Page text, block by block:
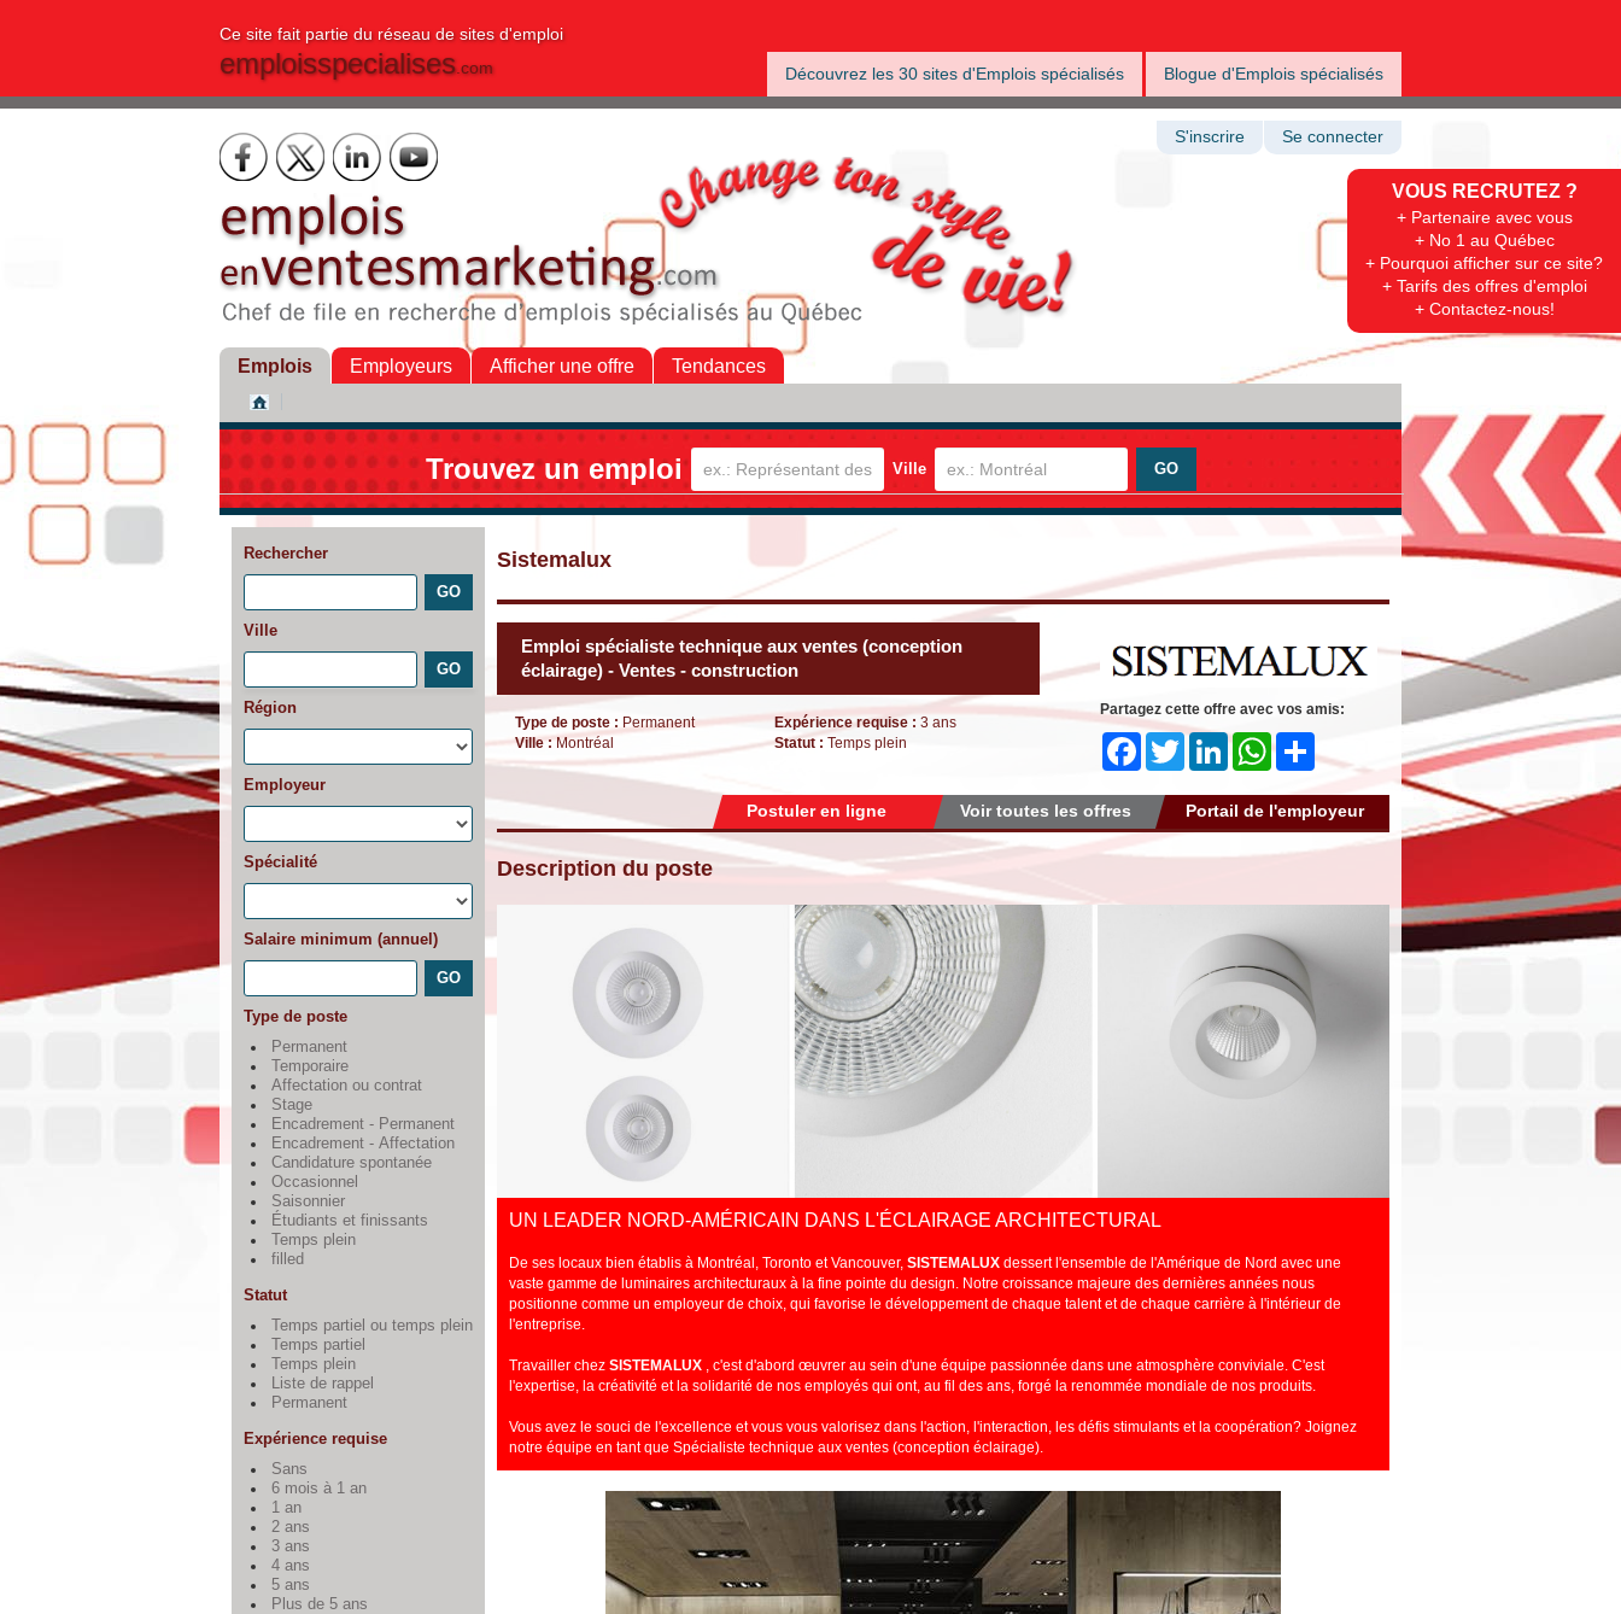
Ce site fait partie du réseau de sites d'emploi
emploisspecialises.com Découvrez les 30 sites d'Emplois spécialisés Blogue d'Emplois spécialisés
VOUS RECRUTEZ ?
+ Partenaire avec vous
+ No 1 au Québec
+ Pourquoi afficher sur ce site?
+ Tarifs des offres d'emploi
+ Contactez-nous!
S'inscrire Se connecter
Emplois Employeurs Afficher une offre Tendances
Trouvez un emploi Ville
Rechercher
Ville
Région
Employeur
Spécialité
Salaire minimum (annuel)
Type de poste
Permanent
Temporaire
Affectation ou contrat
Stage
Encadrement - Permanent
Encadrement - Affectation
Candidature spontanée
Occasionnel
Saisonnier
Étudiants et finissants
Temps plein
filled
Statut
Temps partiel ou temps plein
Temps partiel
Temps plein
Liste de rappel
Permanent
Expérience requise
Sans
6 mois à 1 an
1 an
2 ans
3 ans
4 ans
5 ans
Plus de 5 ans
Sistemalux
Emploi spécialiste technique aux ventes (conception
éclairage) - Ventes - construction
Type de poste : Permanent
Ville :Montréal
Expérience requise : 3 ans
Statut : Temps plein
Partagez cette offre avec vos amis:
FacebookTwitter LinkedIn WhatsApp
Portail de l'employeur
Voir toutes les offres
Postuler en ligne
Description du poste
UN LEADER NORD-AMÉRICAIN DANS L'ÉCLAIRAGE ARCHITECTURAL
De ses locaux bien établis à Montréal, Toronto et Vancouver, SISTEMALUX dessert l'ensemble de l'Amérique de Nord avec une
vaste gamme de luminaires architecturaux à la fine pointe du design. Notre croissance majeure des dernières années nous
positionne comme un employeur de choix, qui favorise le développement de chaque talent et de chaque carrière à l'intérieur de
l'entreprise.
Travailler chez SISTEMALUX , c'est d'abord œuvrer au sein d'une équipe passionnée dans une atmosphère conviviale. C'est
l'expertise, la créativité et la solidarité de nos employés qui ont, au fil des ans, forgé la renommée mondiale de nos produits.
Vous avez le souci de l'excellence et vous vous valorisez dans l'action, l'interaction, les défis stimulants et la coopération? Joignez
notre équipe en tant que Spécialiste technique aux ventes (conception éclairage).